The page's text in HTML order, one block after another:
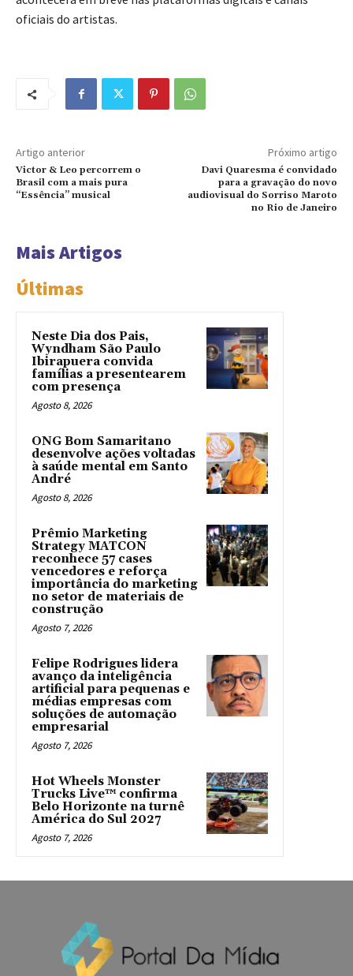
oficiais do artistas.
Artigo anterior
Victor & Leo percorrem o
Brasil com a mais pura
“Essência” musical
Próximo artigo
Davi Quaresma é convidado
para a gravação do novo
audiovisual do Sorriso Maroto
no Rio de Janeiro
Mais Artigos
Últimas
Neste Dia dos Pais,
Wyndham São Paulo
Ibirapuera convida
famílias a presentearem
com presença
Agosto 8, 2026
ONG Bom Samaritano
desenvolve ações voltadas
à saúde mental em Santo
André
Agosto 8, 2026
Prêmio Marketing
Strategy MATCON
reconhece 57 cases
vencedores e reforça
importância do marketing
no setor de materiais de
construção
Agosto 7, 2026
Felipe Rodrigues lidera
avanço da inteligência
artificial para pequenas e
médias empresas com
soluções de automação
empresarial
Agosto 7, 2026
Hot Wheels Monster
Trucks Live™ confirma
Belo Horizonte na turnê
América do Sul 2027
Agosto 7, 2026